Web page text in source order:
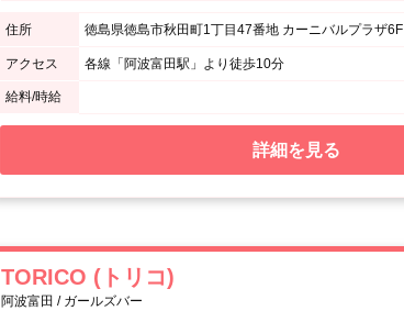
住所 徳島県徳島市秋田町1丁目47番地 カーニバルプラザ6F
アクセス 各線「阿波富田駅」より徒歩10分
給料/時給
詳細を見る
TORICO (トリコ)
阿波富田 / ガールズバー